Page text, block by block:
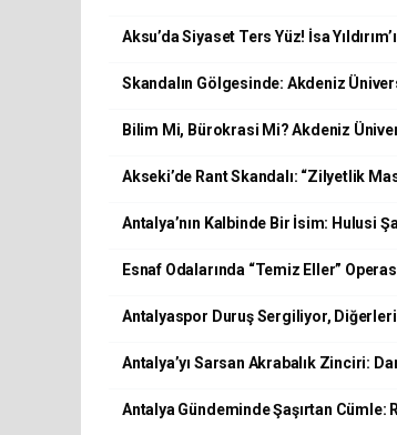
Aksu’da Siyaset Ters Yüz! İsa
Skandalın Gölgesinde: Akdeniz
Bilim Mi, Bürokrasi Mi? Akdeniz
Akseki’de Rant Skandalı: “Zilyetlik
Antalya’nın Kalbinde Bir İsim: Hulusi
Esnaf Odalarında “Temiz Eller”
Antalyaspor Duruş Sergiliyor,
Antalya’yı Sarsan Akrabalık Zinciri:
Antalya Gündeminde Şaşırtan Cümle: